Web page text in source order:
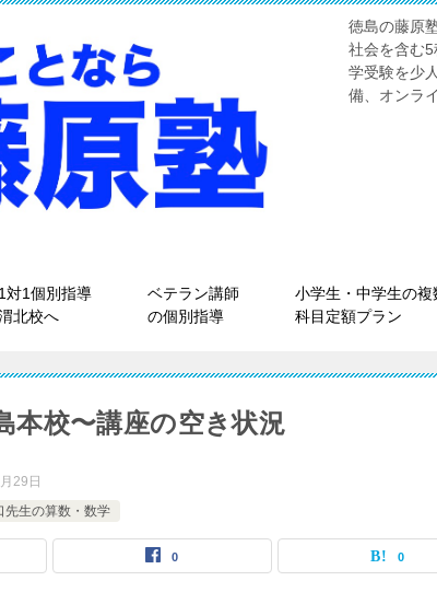
徳島の藤原
社会を含む
学受験を少
備、オンラ
対1個別指導
北校へ
ベテラン講師
の個別指導
小学生・中学生の複
科目定額プラン
本校〜講座の空き状況
29日
先生の算数・数学
0 0